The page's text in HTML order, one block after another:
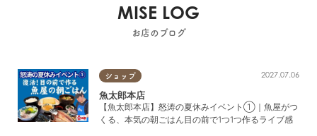
MISE LOG
お店のブログ
ショップ 2027.07.06
魚太郎本店
【魚太郎本店】怒涛の夏休みイベント①｜魚屋がつ
くる、本気の朝ごはん目の前で1つ1つ作るライブ感